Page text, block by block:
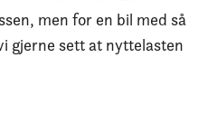
men for en bil med så
gjerne sett at nyttelasten